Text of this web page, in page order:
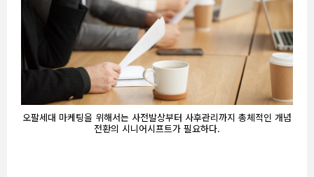
오팔세대 마케팅을 위해서는 사전발상부터 사후관리까지 총체적인 개념
전환의 시니어시프트가 필요하다.